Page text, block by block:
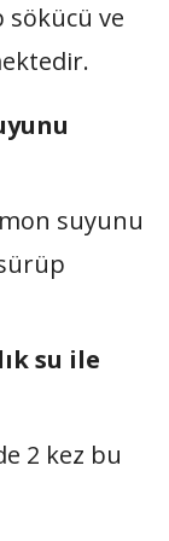
ve
suyunu
su ile
2 kez bu